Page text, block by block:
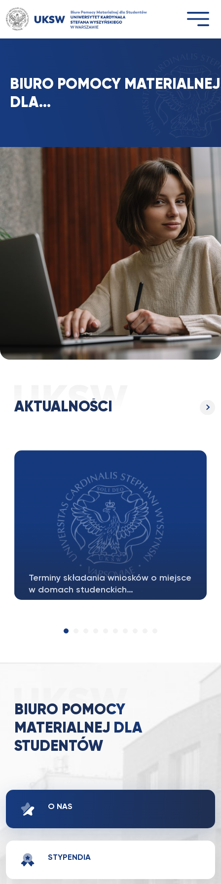
Przejdź
do
treści
BIURO POMOCY MATERIALNEJ
DLA…
AKTUALNOŚCI
Terminy składania wniosków o miejsce
w domach studenckich…
BIURO POMOCY
MATERIALNEJ DLA
STUDENTÓW
O NAS
STYPENDIA